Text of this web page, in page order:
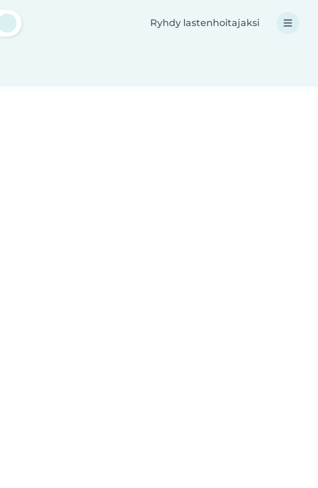
Ryhdy lastenhoitajaksi